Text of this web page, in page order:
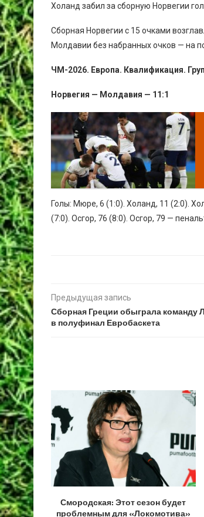
Холанд забил за сборную Норвегии
Сборная Норвегии с 15 очками
Молдавии без набранных очков — на
ЧМ-2026. Европа. Квалификация.
Норвегия — Молдавия — 11:1
Голы: Мюре, 6 (1:0). Холанд, 11 (2:0).
(7:0). Осгор, 76 (8:0). Осгор, 79 —
Предыдущая запись
Сборная Греции обыграла
в полуфинал Евробаскета
Смородская: Этот сезон будет
проблемным для «Локомотива»